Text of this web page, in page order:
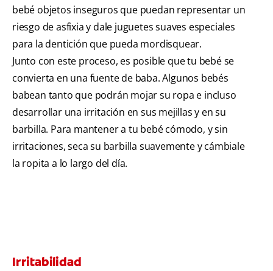
bebé objetos inseguros que puedan representar un
riesgo de asfixia y dale juguetes suaves especiales
para la dentición que pueda mordisquear.
Junto con este proceso, es posible que tu bebé se
convierta en una fuente de baba. Algunos bebés
babean tanto que podrán mojar su ropa e incluso
desarrollar una irritación en sus mejillas y en su
barbilla. Para mantener a tu bebé cómodo, y sin
irritaciones, seca su barbilla suavemente y cámbiale
la ropita a lo largo del día.
Irritabilidad